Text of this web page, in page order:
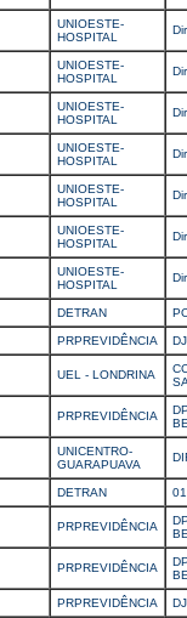
UNIOESTE-
HOSPITAL
UNIOESTE-
HOSPITAL
UNIOESTE-
HOSPITAL
UNIOESTE-
HOSPITAL
UNIOESTE-
HOSPITAL
UNIOESTE-
HOSPITAL
UNIOESTE-
HOSPITAL
DETRAN
PRPREVIDÊNCIA
UEL - LONDRINA
PRPREVIDÊNCIA
UNICENTRO-
GUARAPUAVA
DETRAN
PRPREVIDÊNCIA
PRPREVIDÊNCIA
PRPREVIDÊNCIA